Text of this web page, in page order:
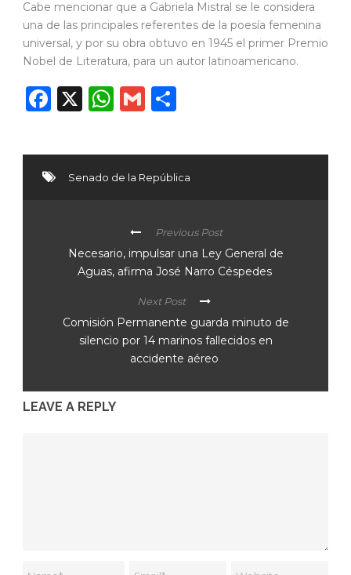
Cabe mencionar que a Gabriela Mistral se le considera
una de las principales referentes de la poesía femenina
universal, y por su obra obtuvo en 1945 el primer Premio
Nobel de Literatura, para un autor latinoamericano.
Facebook
X WhatsApp
Gmail
Senado de la República
Previous Post
Necesario, impulsar una Ley General de
Aguas, afirma José Narro Céspedes
Next Post
Comisión Permanente guarda minuto de
silencio por 14 marinos fallecidos en
accidente aéreo
LEAVE A REPLY